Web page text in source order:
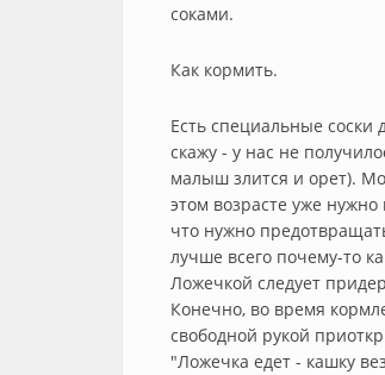
соками.
Как кормить.
Есть специальные
скажу - у нас не
малыш злится и орет).
этом возрасте уже
что нужно
лучше всего почему-то
Ложечкой следует
Конечно, во время
свободной рукой
"Ложечка едет - кашку